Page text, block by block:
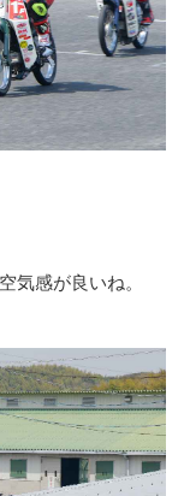
気感が良いね。